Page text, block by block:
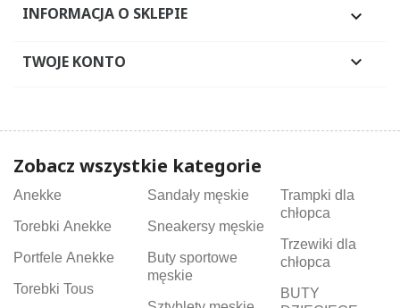
INFORMACJA O SKLEPIE 
TWOJE KONTO 
Zobacz wszystkie kategorie
Anekke
Torebki Anekke
Portfele Anekke
Torebki Tous
Sandały męskie
Sneakersy męskie
Buty sportowe
męskie
Trampki dla
chłopca
Trzewiki dla
chłopca
BUTY